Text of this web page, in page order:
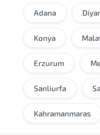
Adana
Konya
Erzurum
Sanliurfa
Kahramanmaras